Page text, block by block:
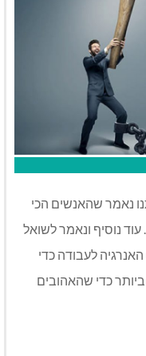
נאמר שהאנשים הכי
עוד נוסיף ונאמר לשואל
לעבודה כדי
כדי שהאהובים